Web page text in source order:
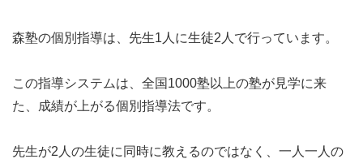
森塾の個別指導は、先生1人に生徒2人で行っています。
この指導システムは、全国1000塾以上の塾が見学に来
た、成績が上がる個別指導法です。
先生が2人の生徒に同時に教えるのではなく、一人一人の